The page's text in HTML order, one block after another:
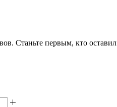
Станьте первым, кто